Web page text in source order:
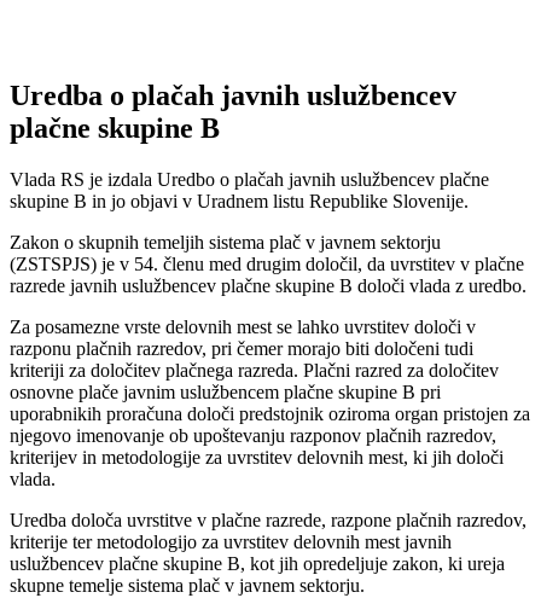
Uredba o plačah javnih uslužbencev
plačne skupine B
Vlada RS je izdala Uredbo o plačah javnih uslužbencev plačne
skupine B in jo objavi v Uradnem listu Republike Slovenije.
Zakon o skupnih temeljih sistema plač v javnem sektorju
(ZSTSPJS) je v 54. členu med drugim določil, da uvrstitev v plačne
razrede javnih uslužbencev plačne skupine B določi vlada z uredbo.
Za posamezne vrste delovnih mest se lahko uvrstitev določi v
razponu plačnih razredov, pri čemer morajo biti določeni tudi
kriteriji za določitev plačnega razreda. Plačni razred za določitev
osnovne plače javnim uslužbencem plačne skupine B pri
uporabnikih proračuna določi predstojnik oziroma organ pristojen za
njegovo imenovanje ob upoštevanju razponov plačnih razredov,
kriterijev in metodologije za uvrstitev delovnih mest, ki jih določi
vlada.
Uredba določa uvrstitve v plačne razrede, razpone plačnih razredov,
kriterije ter metodologijo za uvrstitev delovnih mest javnih
uslužbencev plačne skupine B, kot jih opredeljuje zakon, ki ureja
skupne temelje sistema plač v javnem sektorju.